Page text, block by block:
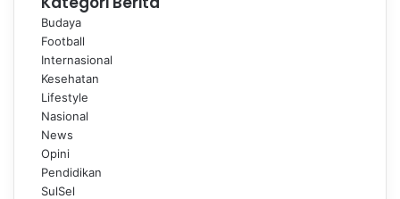
Budaya
Football
Internasional
Kesehatan
Lifestyle
Nasional
News
Opini
Pendidikan
SulSel